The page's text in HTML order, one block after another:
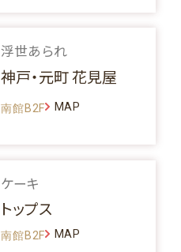
浮世あられ
神戸・元町 花見屋
南館B2F MAP
ケーキ
トップス
南館B2F MAP